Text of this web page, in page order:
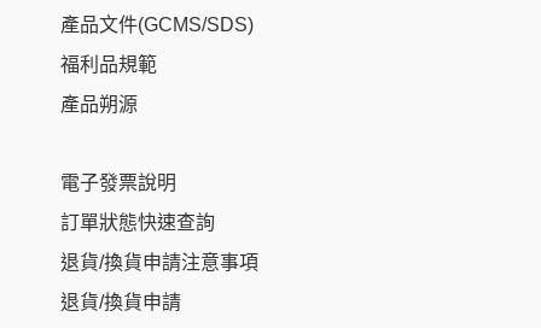
產品文件(GCMS/SDS)
福利品規範
產品朔源
電子發票說明
訂單狀態快速查詢
退貨/換貨申請注意事項
退貨/換貨申請